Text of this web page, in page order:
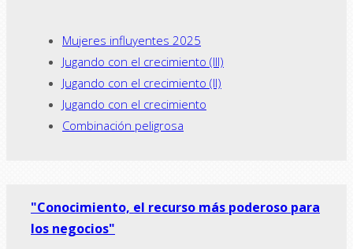
Mujeres influyentes 2025
Jugando con el crecimiento (III)
Jugando con el crecimiento (II)
Jugando con el crecimiento
Combinación peligrosa
"Conocimiento, el recurso más poderoso para
los negocios"